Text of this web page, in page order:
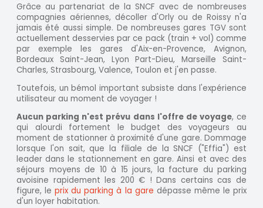
Grâce au partenariat de la SNCF avec de nombreuses
compagnies aériennes, décoller d'Orly ou de Roissy n'a
jamais été aussi simple. De nombreuses gares TGV sont
actuellement desservies par ce pack (train + vol) comme
par exemple les gares d'Aix-en-Provence, Avignon,
Bordeaux Saint-Jean, Lyon Part-Dieu, Marseille Saint-
Charles, Strasbourg, Valence, Toulon et j'en passe.
Toutefois, un bémol important subsiste dans l'expérience
utilisateur au moment de voyager !
Aucun parking n'est prévu dans l'offre de voyage, ce
qui alourdi fortement le budget des voyageurs au
moment de stationner à proximité d'une gare. Dommage
lorsque l'on sait, que la filiale de la SNCF ("Effia") est
leader dans le stationnement en gare. Ainsi et avec des
séjours moyens de 10 à 15 jours, la facture du parking
avoisine rapidement les 200 € ! Dans certains cas de
figure, leprix du parking à la gare dépasse même le prix
d'un loyer habitation.